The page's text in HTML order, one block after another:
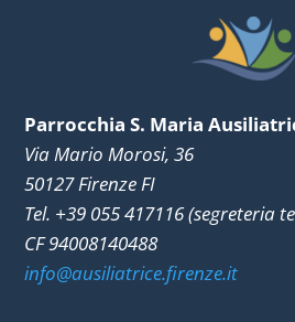
Parrocchia S. Maria
Via Mario Morosi, 36
50127 Firenze FI
Tel. +39 055 417116 (segreteria
CF 94008140488
info@ausiliatrice.firenze.it